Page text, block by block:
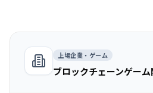
上場企業・ゲーム
ブロックチェーンゲー